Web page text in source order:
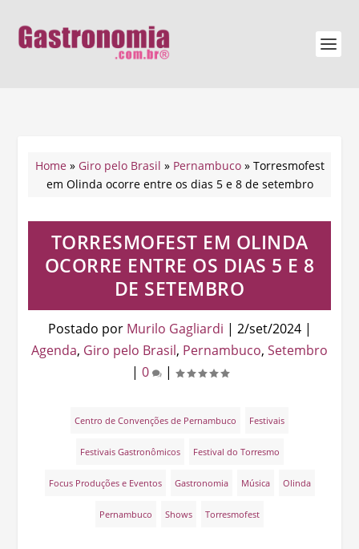
Home» Giro pelo Brasil » Pernambuco» Torresmofest
em Olinda ocorre entre os dias 5 e 8 de setembro
TORRESMOFEST EM OLINDA
OCORRE ENTRE OS DIAS 5 E 8
DE SETEMBRO
Postado por Murilo Gagliardi | 2/set/2024|
Agenda, Giro pelo Brasil, Pernambuco, Setembro
| 0 |
Centro de Convenções de Pernambuco Festivais
Festivais Gastronômicos Festival do Torresmo
Focus Produções e Eventos Gastronomia Música Olinda
Pernambuco Shows Torresmofest